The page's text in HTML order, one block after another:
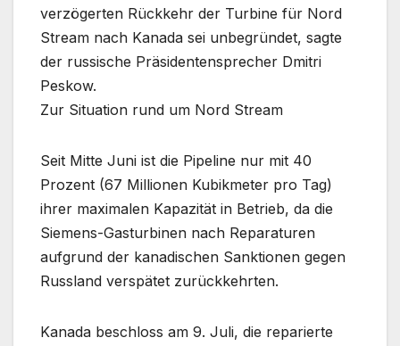
verzögerten Rückkehr der Turbine für Nord
Stream nach Kanada sei unbegründet, sagte
der russische Präsidentensprecher Dmitri
Peskow.
Zur Situation rund um Nord Stream
Seit Mitte Juni ist die Pipeline nur mit 40
Prozent (67 Millionen Kubikmeter pro Tag)
ihrer maximalen Kapazität in Betrieb, da die
Siemens-Gasturbinen nach Reparaturen
aufgrund der kanadischen Sanktionen gegen
Russland verspätet zurückkehrten.
Kanada beschloss am 9. Juli, die reparierte